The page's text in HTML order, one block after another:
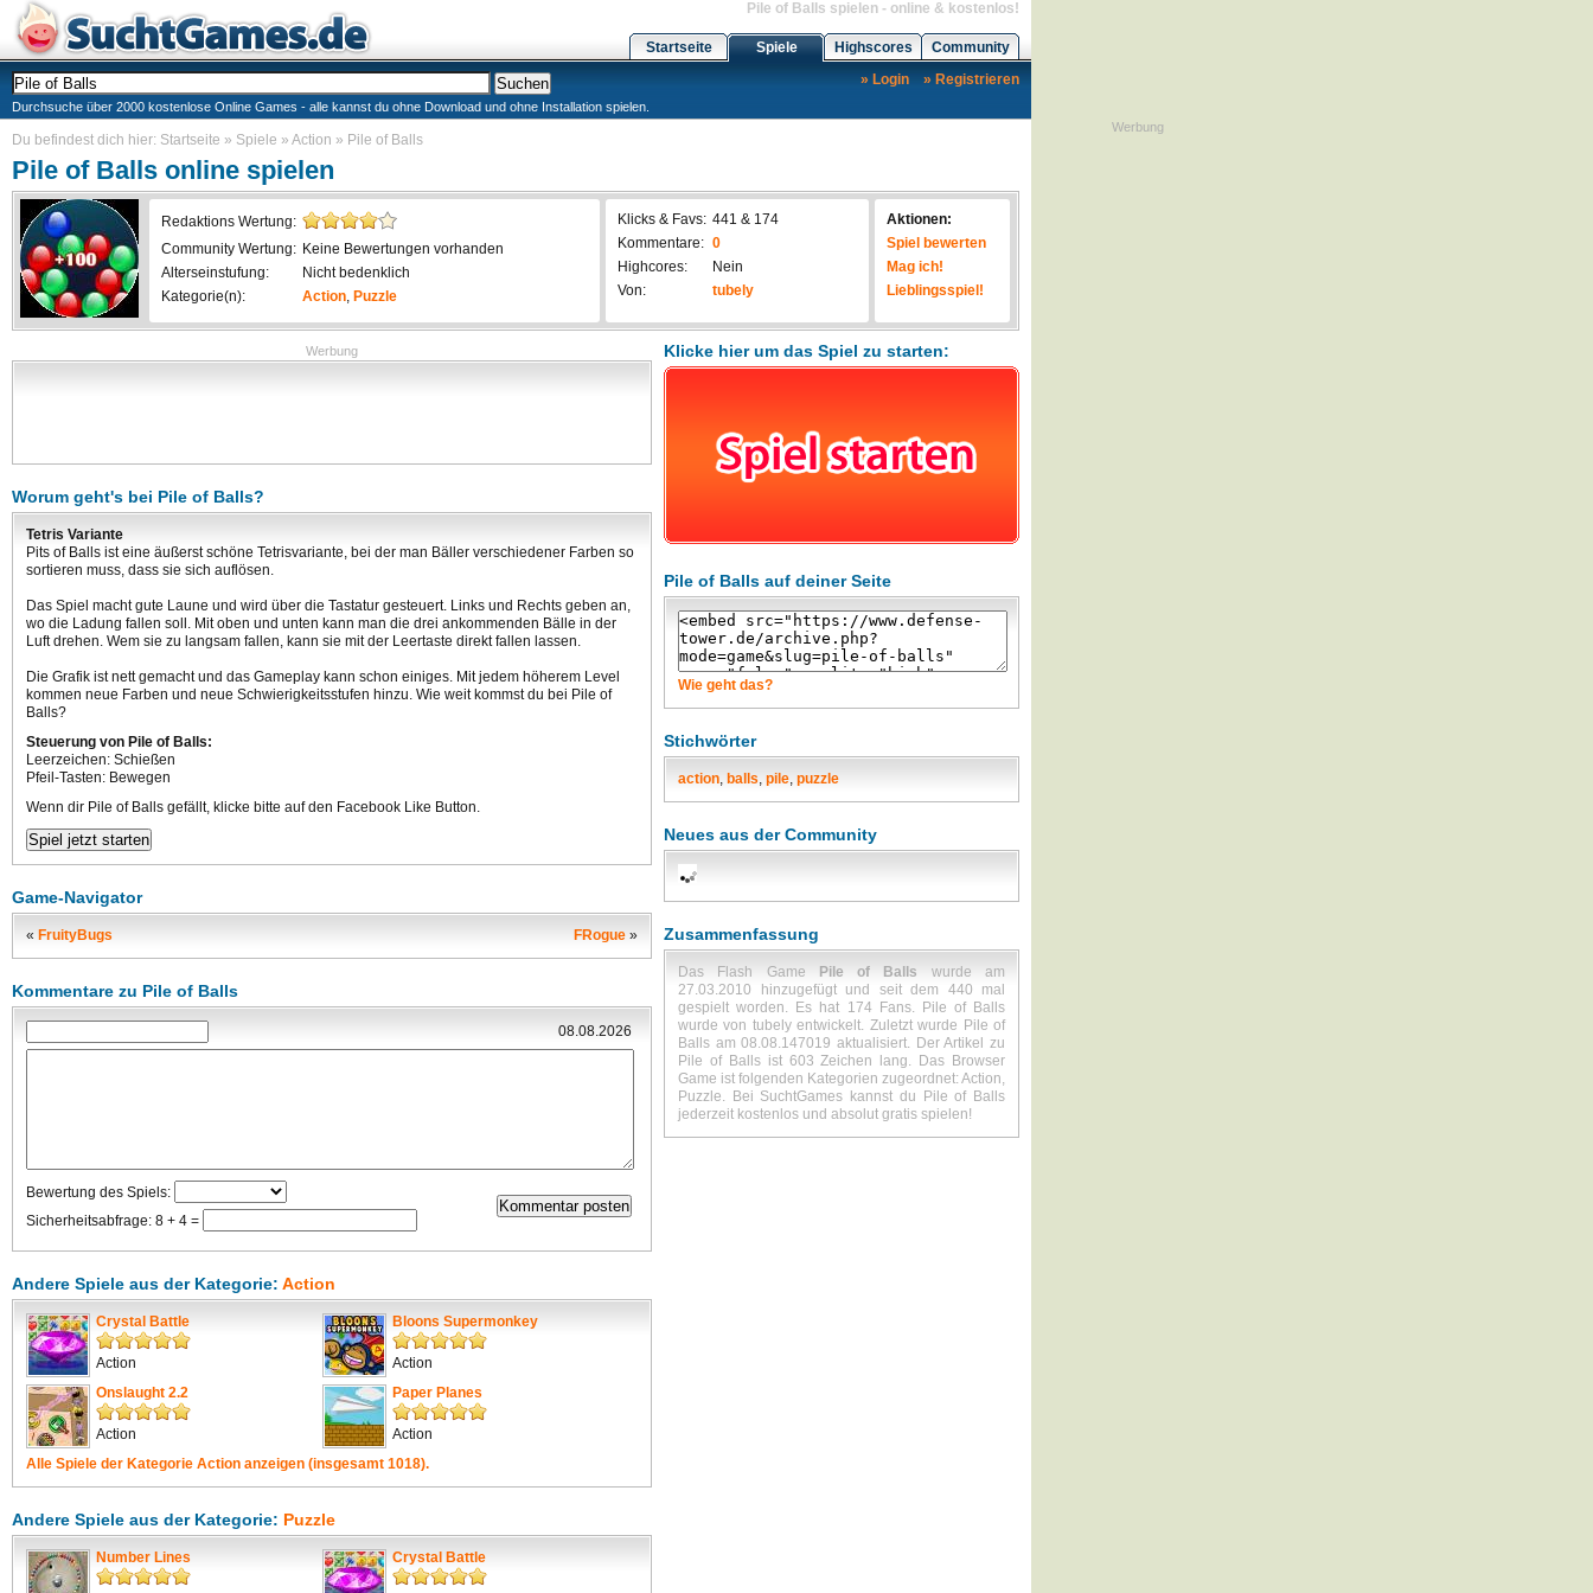
Pile of Balls spielen - online & kostenlos!
Startseite Spiele Highscores
Community
» Login
» Registrieren
Durchsuche über 2000 kostenlose Online Games - alle kannst du ohne Download und ohne Installation spielen.
Du befindest dich hier: Startseite » Spiele » Action » Pile of Balls
Pile of Balls online spielen
Redaktions Wertung:
Community Wertung: Keine Bewertungen vorhanden
Alterseinstufung:
Nicht bedenklich
Kategorie(n):
Action, Puzzle
Klicks & Favs: 441 & 174
Kommentare: 0
Highcores:
Nein
Von:
tubely
Aktionen:
Spiel bewerten
Mag ich!
Lieblingsspiel!
Werbung
Worum geht's bei Pile of Balls?
Tetris Variante
Pits of Balls ist eine äußerst schöne Tetrisvariante, bei der man Bäller verschiedener Farben so
sortieren muss, dass sie sich auflösen.
Das Spiel macht gute Laune und wird über die Tastatur gesteuert. Links und Rechts geben an,
wo die Ladung fallen soll. Mit oben und unten kann man die drei ankommenden Bälle in der
Luft drehen. Wem sie zu langsam fallen, kann sie mit der Leertaste direkt fallen lassen.
Die Grafik ist nett gemacht und das Gameplay kann schon einiges. Mit jedem höherem Level
kommen neue Farben und neue Schwierigkeitsstufen hinzu. Wie weit kommst du bei Pile of
Balls?
Steuerung von Pile of Balls:
Leerzeichen: Schießen
Pfeil-Tasten: Bewegen
Wenn dir Pile of Balls gefällt, klicke bitte auf den Facebook Like Button.
Game-Navigator
FRogue »
« FruityBugs
Kommentare zu Pile of Balls
08.08.2026
Bewertung des Spiels:
Sicherheitsabfrage: 8 + 4 =
Andere Spiele aus der Kategorie: Action
Crystal Battle
Action
Bloons Supermonkey
Action
Onslaught 2.2
Action
Paper Planes
Action
Alle Spiele der Kategorie Action anzeigen (insgesamt 1018).
Andere Spiele aus der Kategorie: Puzzle
Number Lines Crystal Battle
Klicke hier um das Spiel zu starten:
Pile of Balls auf deiner Seite
Wie geht das?
Stichwörter
action, balls, pile, puzzle
Neues aus der Community
Zusammenfassung
Das Flash Game Pile of Balls
wurde am
27.03.2010 hinzugefügt und seit dem 440 mal
gespielt worden. Es hat 174 Fans. Pile of Balls
wurde von tubely entwickelt. Zuletzt wurde Pile of
Balls am 08.08.147019 aktualisiert. Der Artikel zu
Pile of Balls ist 603 Zeichen lang. Das Browser
Game ist folgenden Kategorien zugeordnet: Action,
Puzzle. Bei SuchtGames kannst du Pile of Balls
jederzeit kostenlos und absolut gratis spielen!
Werbung